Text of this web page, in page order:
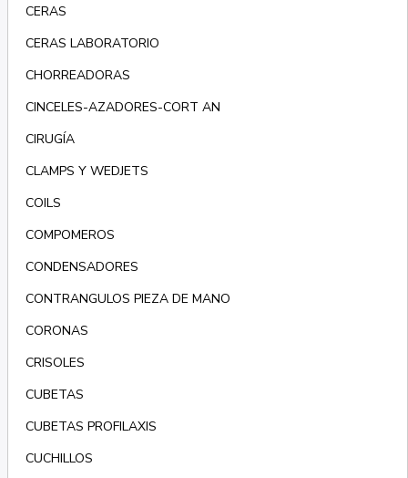
CERAS
CERAS LABORATORIO
CHORREADORAS
CINCELES-AZADORES-CORT AN
CIRUGÍA
CLAMPS Y WEDJETS
COILS
COMPOMEROS
CONDENSADORES
CONTRANGULOS PIEZA DE MANO
CORONAS
CRISOLES
CUBETAS
CUBETAS PROFILAXIS
CUCHILLOS